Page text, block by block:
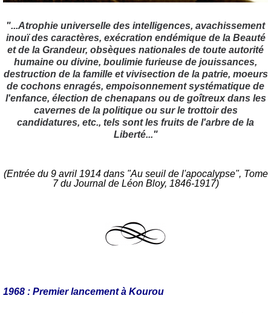
"...Atrophie universelle des intelligences, avachissement
inouï des caractères, exécration endémique de la Beauté
et de la Grandeur, obsèques nationales de toute autorité
humaine ou divine, boulimie furieuse de jouissances,
destruction de la famille et vivisection de la patrie, moeurs
de cochons enragés, empoisonnement systématique de
l'enfance, élection de chenapans ou de goîtreux dans les
cavernes de la politique ou sur le trottoir des
candidatures, etc., tels sont les fruits de l'arbre de la
Liberté..."
(Entrée du 9 avril 1914 dans "Au seuil de l'apocalypse", Tome
7 du Journal de Léon Bloy, 1846-1917)
1968 : Premier lancement à Kourou